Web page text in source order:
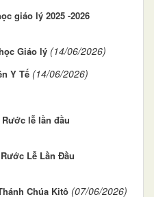
giáo lý 2025 -2026
Giáo lý (14/06/2026)
Y Tế (14/06/2026)
lễ lần đầu
Lễ Lần Đầu
Chúa Kitô (07/06/2026)